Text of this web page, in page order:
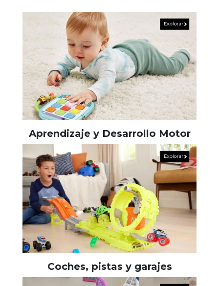
Aprendizaje y Desarrollo Motor
Coches, pistas y garajes